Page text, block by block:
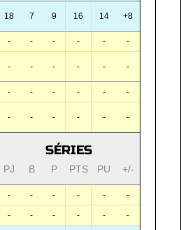
18 7 9 16 14 +8
- - - - -
-
- - - - - -
- - - - -
-
- - - - - -
SÉRIES
PJ B P PTS PU +/-
- - - - - -
- - - - - -